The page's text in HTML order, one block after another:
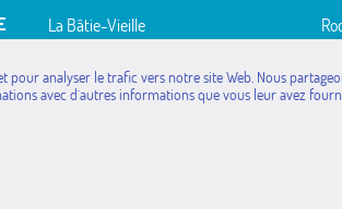
La Bâtie-Vieille
Montgardin
Piégut
analyser le trafic vers notre site Web. Nous
avec d`autres informations que vous leur avez